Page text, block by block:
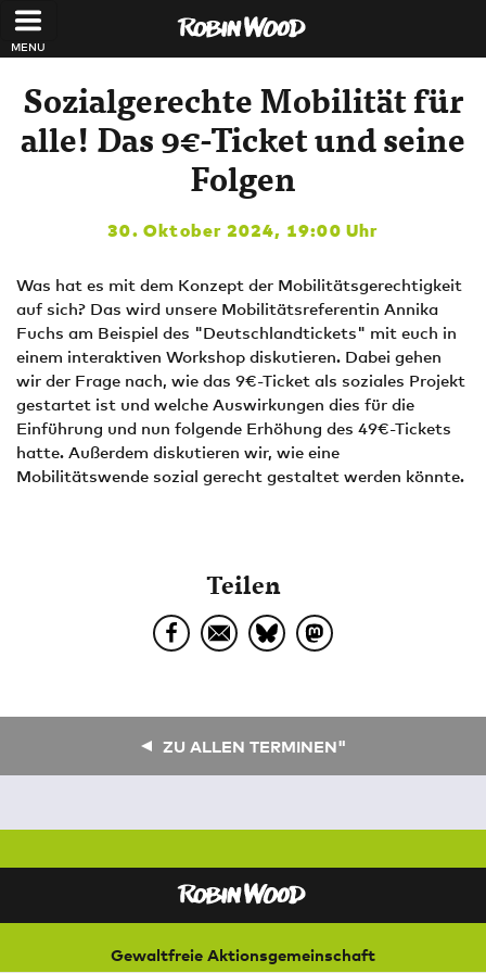
Direkt zum Inhalt
Sozialgerechte Mobilität für
alle! Das 9€-Ticket und seine
Folgen
30. Oktober 2024, 19:00 Uhr
Was hat es mit dem Konzept der Mobilitätsgerechtigkeit
auf sich? Das wird unsere Mobilitätsreferentin Annika
Fuchs am Beispiel des "Deutschlandtickets" mit euch in
einem interaktiven Workshop diskutieren. Dabei gehen
wir der Frage nach, wie das 9€-Ticket als soziales Projekt
gestartet ist und welche Auswirkungen dies für die
Einführung und nun folgende Erhöhung des 49€-Tickets
hatte. Außerdem diskutieren wir, wie eine
Mobilitätswende sozial gerecht gestaltet werden könnte.
Teilen
ZU ALLEN TERMINEN"
Gewaltfreie Aktionsgemeinschaft